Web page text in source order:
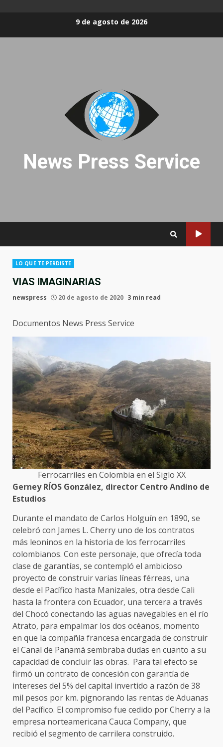
9 de agosto de 2026
News Press Service
LO QUE TE PERDISTE
VIAS IMAGINARIAS
newspress 20 de agosto de 2020 3 min read
Documentos News Press Service
Ferrocarriles en Colombia en el Siglo XX
Gerney RÍOS González, director Centro Andino de
Estudios
Durante el mandato de Carlos Holguín en 1890, se
celebró con James L. Cherry uno de los contratos
más leoninos en la historia de los ferrocarriles
colombianos. Con este personaje, que ofrecía toda
clase de garantías, se contempló el ambicioso
proyecto de construir varias líneas férreas, una
desde el Pacífico hasta Manizales, otra desde Cali
hasta la frontera con Ecuador, una tercera a través
del Chocó conectando las aguas navegables en el río
Atrato, para empalmar los dos océanos, momento
en que la compañía francesa encargada de construir
el Canal de Panamá sembraba dudas en cuanto a su
capacidad de concluir las obras. Para tal efecto se
firmó un contrato de concesión con garantía de
intereses del 5% del capital invertido a razón de 38
mil pesos por km. pignorando las rentas de Aduanas
del Pacífico. El compromiso fue cedido por Cherry a la
empresa norteamericana Cauca Company, que
recibió el segmento de carrilera construido.